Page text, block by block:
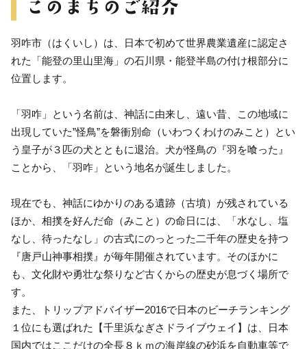
羽咋市（はくいし）は、日本で初めて世界農業遺産に認定さ
れた「能登の里山里海」の石川県・能登半島の付け根部分に
位置します。
「羽咋」という名前は、神話に由来し、遠い昔、この地域に
出現していた”怪鳥”を磐衝別命（いわつくわけのみこと）とい
う皇子が３匹の犬とともに退治。犬が怪鳥の『羽を喰った』
ことから、「羽咋」という地名が誕生しました。
現在でも、神話にゆかりのある遺跡（古墳）が残されている
ほか、相撲を好んだ命（みこと）の命日には、「水なし、塩
なし、待ったなし」の古式にのっとった二千年の歴史を持つ
『唐戸山神事相撲』が毎年開催されています。そのほかに
も、文化財や勇壮な祭りなど古くからの歴史が息づく場所で
す。
また、トリップアドバイザー2016で日本のビーチランキング
１位にも選ばれた【千里浜なぎさドライブウェイ】は、日本
国内ではここだけの全長８ｋｍの海岸線の砂浜を自動車等で